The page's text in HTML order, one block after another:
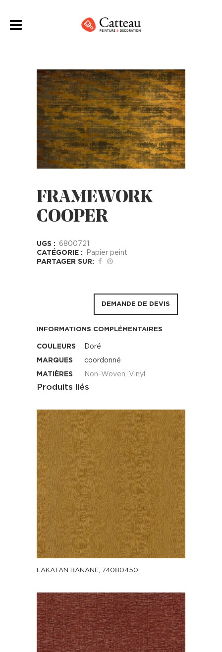
FRAMEWORK
COOPER
UGS :
6800721
CATÉGORIE :
Papier peint
PARTAGER SUR:
DEMANDE DE DEVIS
INFORMATIONS COMPLÉMENTAIRES
COULEURS
Doré
MARQUES
coordonné
MATIÈRES
Non-Woven, Vinyl
Produits liés
LAKATAN BANANE, 74080450